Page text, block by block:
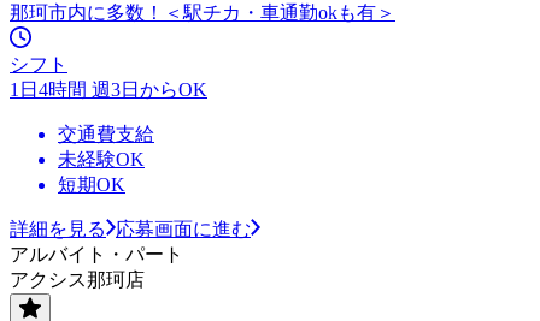
那珂市内に多数！＜駅チカ・車通勤okも有＞
シフト
1日4時間 週3日からOK
交通費支給
未経験OK
短期OK
詳細を見る
応募画面に進む
アルバイト・パート
アクシス那珂店